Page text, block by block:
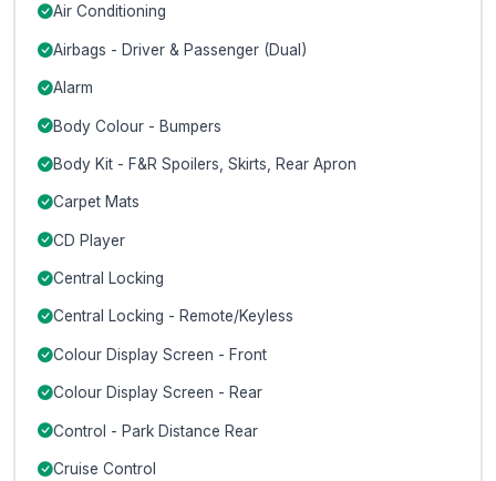
Air Conditioning
Airbags - Driver & Passenger (Dual)
Alarm
Body Colour - Bumpers
Body Kit - F&R Spoilers, Skirts, Rear Apron
Carpet Mats
CD Player
Central Locking
Central Locking - Remote/Keyless
Colour Display Screen - Front
Colour Display Screen - Rear
Control - Park Distance Rear
Cruise Control